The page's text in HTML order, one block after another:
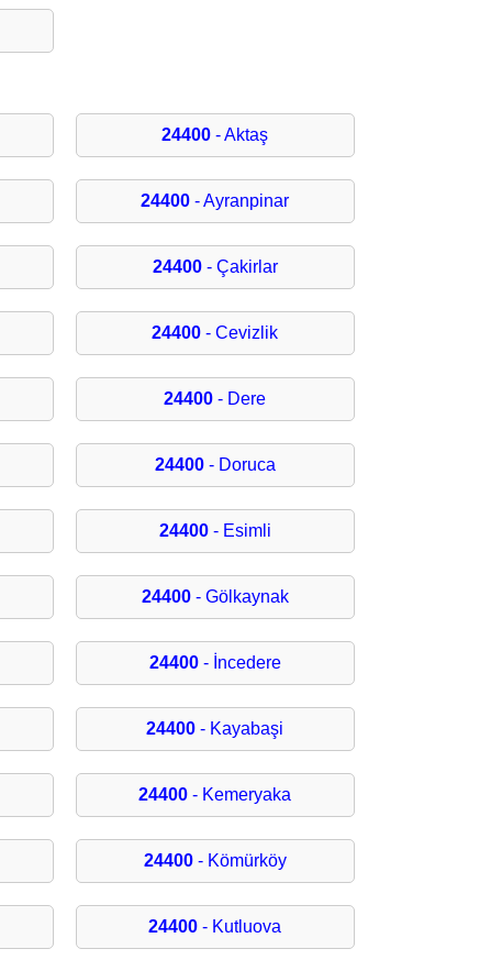
24400 - Aktaş
24400 - Ayranpinar
24400- Çakirlar
24400 - Cevizlik
24400 - Dere
24400- Doruca
24400- Esimli
24400- Gölkaynak
24400- İncedere
24400 - Kayabaşi
24400 - Kemeryaka
24400- Kömürköy
24400 - Kutluova